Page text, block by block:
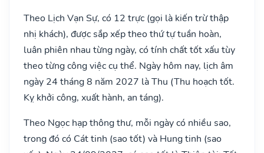
Theo Lịch Vạn Sự, có 12 trực (gọi là kiến trừ thập
nhị khách), được sắp xếp theo thứ tự tuần hoàn,
luân phiên nhau từng ngày, có tính chất tốt xấu tùy
theo từng công việc cụ thể. Ngày hôm nay, lịch âm
ngày 24 tháng 8 năm 2027 là Thu (Thu hoạch tốt.
Kỵ khởi công, xuất hành, an táng).
Theo Ngọc hạp thông thư, mỗi ngày có nhiều sao,
trong đó có Cát tinh (sao tốt) và Hung tinh (sao